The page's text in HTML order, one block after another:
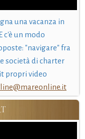
una vacanza in
c'è un modo
"navigare" fra
società di charter
propri video